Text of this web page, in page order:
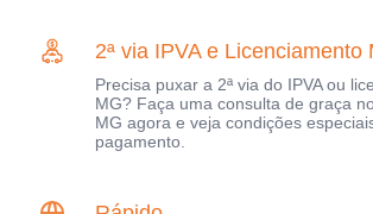
2ª via IPVA e Licenciamento
Precisa puxar a 2ª via do IPVA ou
MG? Faça uma consulta de graça
MG agora e veja condições
pagamento.